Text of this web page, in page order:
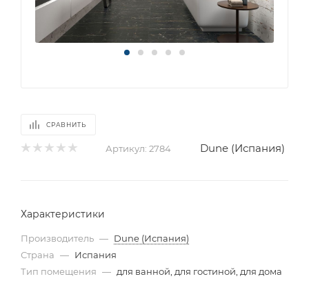
СРАВНИТЬ
Артикул: 2784 Dune (Испания)
Характеристики
Производитель — Dune (Испания)
Страна — Испания
Тип помещения — для ванной, для гостиной, для дома